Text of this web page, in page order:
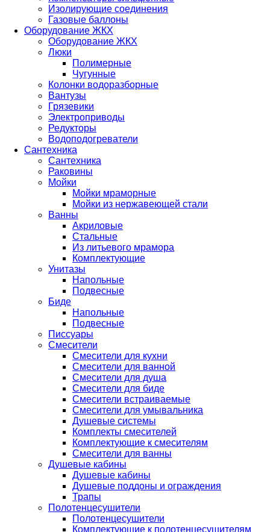
Изолирующие соединения
Газовые баллоны
Оборудование ЖКХ
Оборудование ЖКХ
Люки
Полимерные
Чугунные
Колонки водоразборные
Вантузы
Грязевики
Электроприводы
Редукторы
Водоподогреватели
Сантехника
Сантехника
Раковины
Мойки
Мойки мраморные
Мойки из нержавеющей стали
Ванны
Акриловые
Стальные
Из литьевого мрамора
Комплектующие
Унитазы
Напольные
Подвесные
Биде
Напольные
Подвесные
Писсуары
Смесители
Смесители для кухни
Смесители для ванной
Смесители для душа
Смесители для биде
Смесители встраиваемые
Смесители для умывальника
Душевые системы
Комплекты смесителей
Комплектующие к смесителям
Смесители для ванны
Душевые кабины
Душевые кабины
Душевые поддоны и ограждения
Трапы
Полотенцесушители
Полотенцесушители
Комплектующие к полотенцесушителям